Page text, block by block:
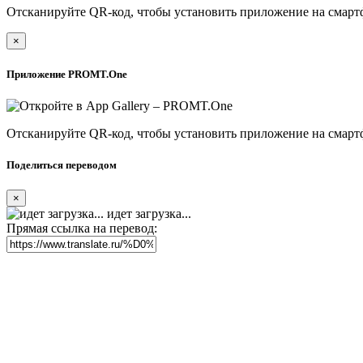
Отсканируйте QR-код, чтобы установить приложение на
×
Приложение PROMT.One
Отсканируйте QR-код, чтобы установить приложение на
Поделиться переводом
×
идет загрузка...
Прямая ссылка на перевод: